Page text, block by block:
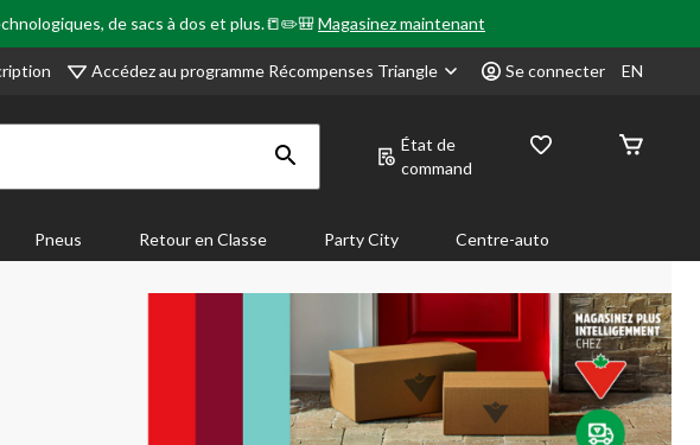
de sacs à dos et plus.📒✏️🎒Magasinez maintenant
Accédez au programme Récompenses Triangle Se connecter EN
État de
command
Pneus Retour en Classe Party City Centre-auto